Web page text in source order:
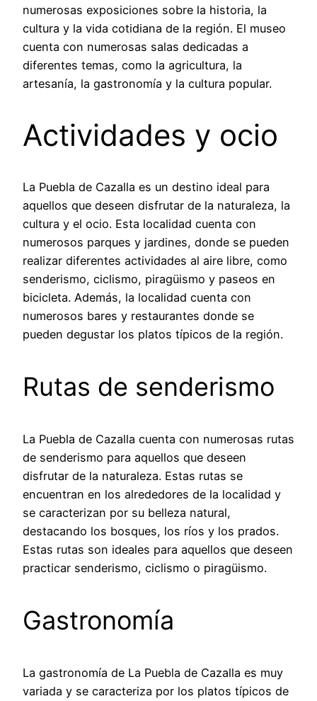
numerosas exposiciones sobre la historia, la
cultura y la vida cotidiana de la región. El museo
cuenta con numerosas salas dedicadas a
diferentes temas, como la agricultura, la
artesanía, la gastronomía y la cultura popular.
Actividades y ocio
La Puebla de Cazalla es un destino ideal para
aquellos que deseen disfrutar de la naturaleza, la
cultura y el ocio. Esta localidad cuenta con
numerosos parques y jardines, donde se pueden
realizar diferentes actividades al aire libre, como
senderismo, ciclismo, piragüismo y paseos en
bicicleta. Además, la localidad cuenta con
numerosos bares y restaurantes donde se
pueden degustar los platos típicos de la región.
Rutas de senderismo
La Puebla de Cazalla cuenta con numerosas rutas
de senderismo para aquellos que deseen
disfrutar de la naturaleza. Estas rutas se
encuentran en los alrededores de la localidad y
se caracterizan por su belleza natural,
destacando los bosques, los ríos y los prados.
Estas rutas son ideales para aquellos que deseen
practicar senderismo, ciclismo o piragüismo.
Gastronomía
La gastronomía de La Puebla de Cazalla es muy
variada y se caracteriza por los platos típicos de